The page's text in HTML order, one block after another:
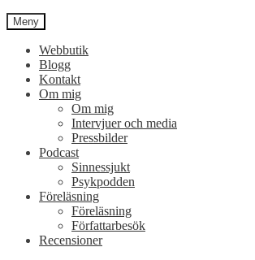
Meny
Webbutik
Blogg
Kontakt
Om mig
Om mig
Intervjuer och media
Pressbilder
Podcast
Sinnessjukt
Psykpodden
Föreläsning
Föreläsning
Författarbesök
Recensioner